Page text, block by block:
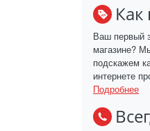
Как
Ваш первый
магазине?
подскажем
интернете
Подробнее